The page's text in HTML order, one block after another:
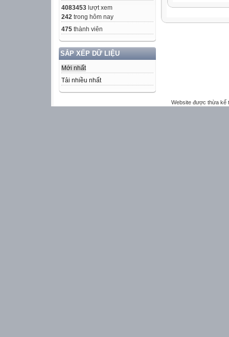
4083453 lượt xem
242 trong hôm nay
475 thành viên
SẮP XẾP DỮ LIỆU
Mới nhất
Tải nhiều nhất
Website được thừa kế